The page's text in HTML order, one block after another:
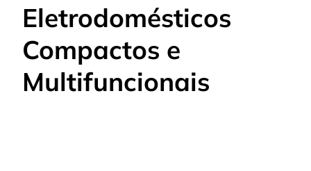
Eletrodomésticos
Compactos e
Multifuncionais